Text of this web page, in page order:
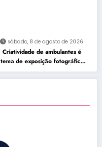
sábado, 8 de agosto de 2026
Criatividade de ambulantes é
tema de exposição fotográfica
no Rio